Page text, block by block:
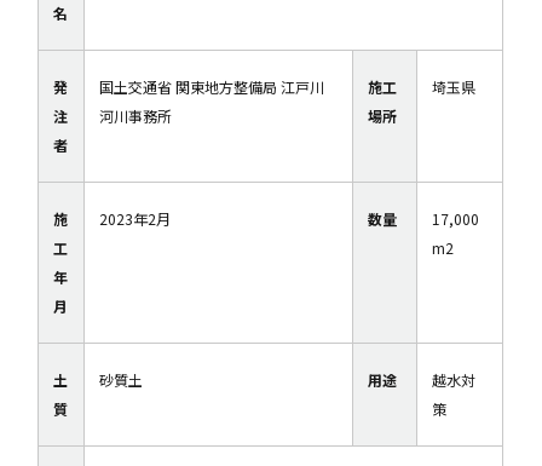
名
発
注
者
国土交通省 関東地方整備局 江戸川
河川事務所
施工
場所
埼玉県
施
工
年
月
2023年2月 数量
17,000
m2
土
質
砂質土 用途
越水対
策